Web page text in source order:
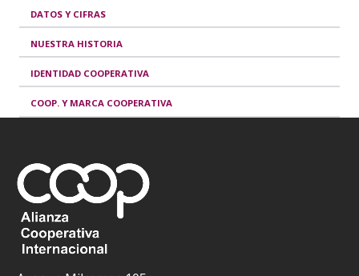
DATOS Y CIFRAS
NUESTRA HISTORIA
IDENTIDAD COOPERATIVA
COOP. Y MARCA COOPERATIVA